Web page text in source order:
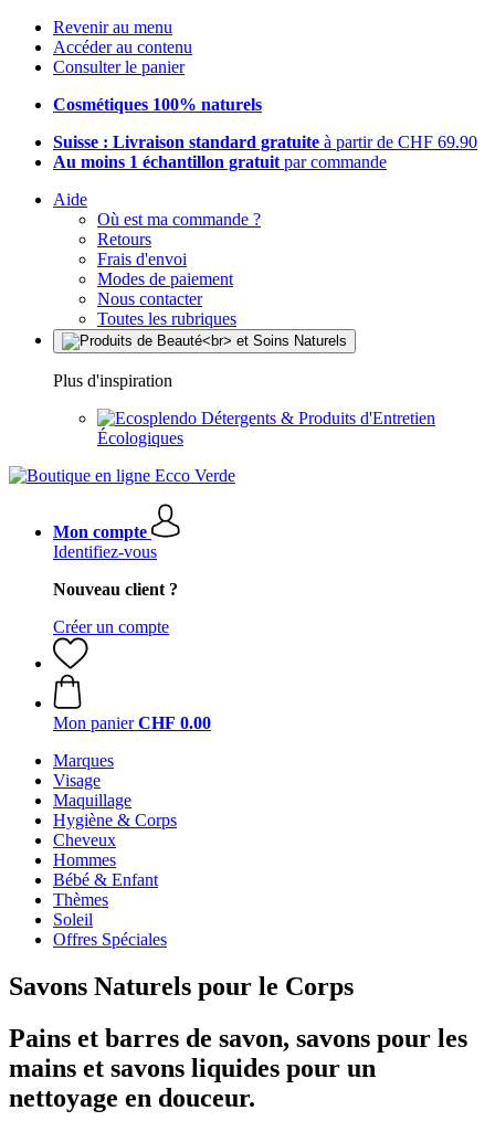
Revenir au menu
Accéder au contenu
Consulter le panier
Cosmétiques 100% naturels
Suisse : Livraison standard gratuite à partir de CHF 69.90
Au moins 1 échantillon gratuit par commande
Aide
Où est ma commande ?
Retours
Frais d'envoi
Modes de paiement
Nous contacter
Toutes les rubriques
Plus d'inspiration
Détergents & Produits d'Entretien
Écologiques
Mon compte
Identifiez-vous
Nouveau client ?
Créer un compte
Mon panier CHF 0.00
Marques
Visage
Maquillage
Hygiène & Corps
Cheveux
Hommes
Bébé & Enfant
Thèmes
Soleil
Offres Spéciales
Savons Naturels pour le Corps
Pains et barres de savon, savons pour les
mains et savons liquides pour un
nettoyage en douceur.